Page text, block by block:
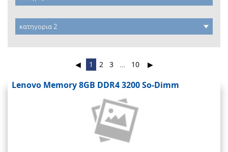
◀ 1 2 3 … 10 ▶
Lenovo Memory 8GB DDR4 3200 So-Dimm